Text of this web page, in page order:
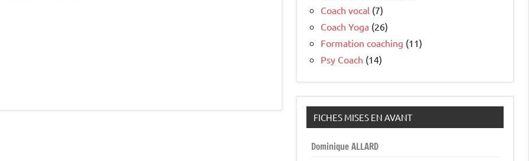
Coach vocal (7)
Coach Yoga (26)
Formation coaching (11)
Psy Coach (14)
FICHES MISES EN AVANT
Dominique ALLARD